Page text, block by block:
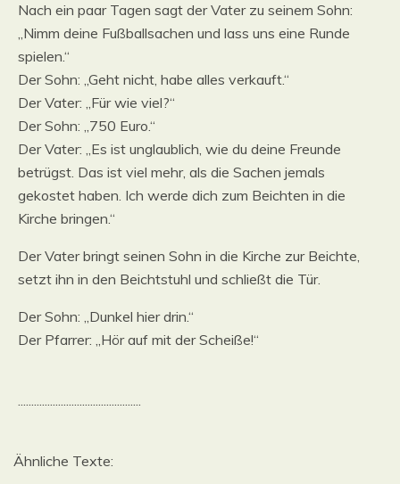
Nach ein paar Tagen sagt der Vater zu seinem Sohn:
„Nimm deine Fußballsachen und lass uns eine Runde
spielen.“
Der Sohn: „Geht nicht, habe alles verkauft.“
Der Vater: „Für wie viel?“
Der Sohn: „750 Euro.“
Der Vater: „Es ist unglaublich, wie du deine Freunde
betrügst. Das ist viel mehr, als die Sachen jemals
gekostet haben. Ich werde dich zum Beichten in die
Kirche bringen.“
Der Vater bringt seinen Sohn in die Kirche zur Beichte,
setzt ihn in den Beichtstuhl und schließt die Tür.
Der Sohn: „Dunkel hier drin.“
Der Pfarrer: „Hör auf mit der Scheiße!“
..............................................
Ähnliche Texte: